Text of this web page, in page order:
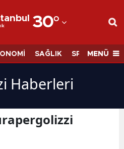
30°
Adana
Adıyaman
Ağrı
SAĞLIK SPORMENÜ
Haberleri